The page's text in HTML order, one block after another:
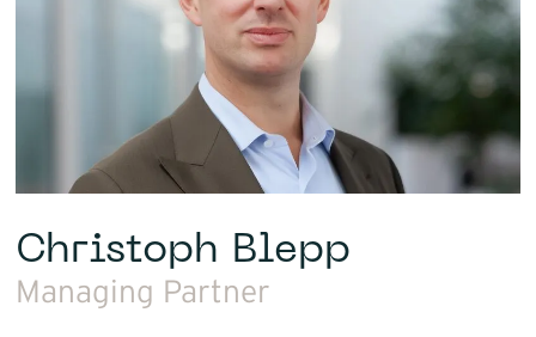
Christoph Blepp
Managing Partner